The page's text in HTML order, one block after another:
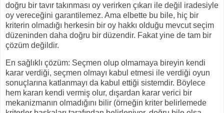
doğru bir tavır takınması oy verirken çıkarı ile değil iradesiyle
oy vereceğini garantilemez. Ama elbette bu bile, hiç bir
kriterin olmadığı herkesin bir oy hakkı olduğu mevcut seçim
düzeninden daha doğru bir düzendir. Fakat yine de tam bir
çözüm değildir.
En sağlıklı çözüm: Seçmen olup olmamaya bireyin kendi
karar verdiği, seçmen olmayı kabul etmesi ile verdiği oyun
sonuçlarına katlanmayı da kabul ettiği sistemdir. Böylece
hem kararı kendi vermiş olur, dışardan karar verici bir
mekanizmanın olmadığını bilir (örneğin kriter belirlemede